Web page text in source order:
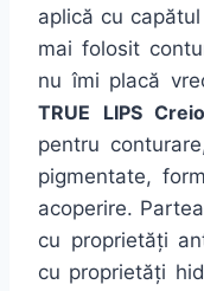
aplică cu
mai folosit
nu îmi placă
TRUE LIPS
pentru
pigmentate,
acoperire.
cu proprietăți
cu proprietăți